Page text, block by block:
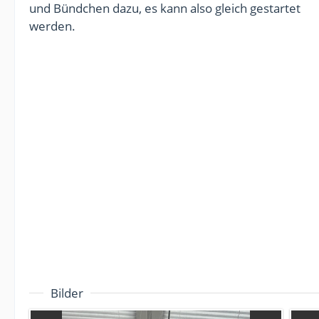
und Bündchen dazu, es kann also gleich gestartet
werden.
Bilder